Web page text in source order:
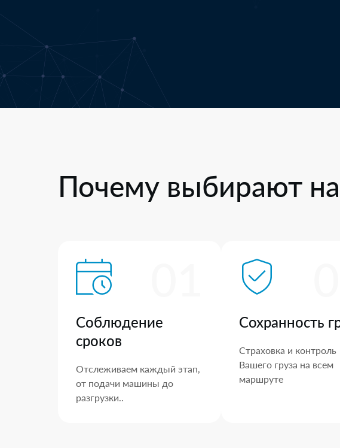
Почему выбирают
Соблюдение
сроков
Отслеживаем каждый этап,
от подачи машины до
разгрузки..
Сохранность
Страховка и контроль
Вашего груза на всем
маршруте